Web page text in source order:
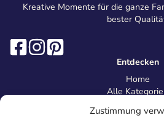
Zustimmung
Kreative Momente für die ganze
bester
Entdecken
Home
Alle
Information